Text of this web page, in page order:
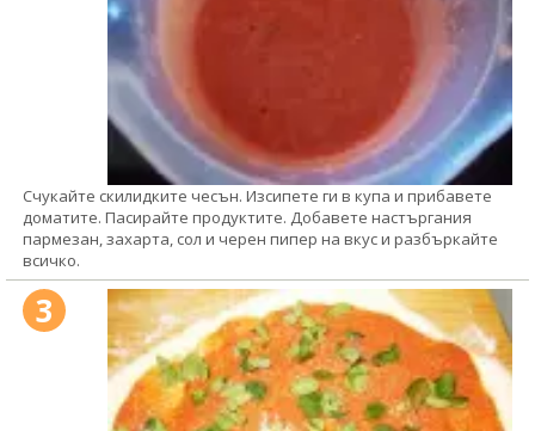
Счукайте скилидките чесън. Изсипете ги в купа и прибавете
доматите. Пасирайте продуктите. Добавете настъргания
пармезан, захарта, сол и черен пипер на вкус и разбъркайте
всичко.
3